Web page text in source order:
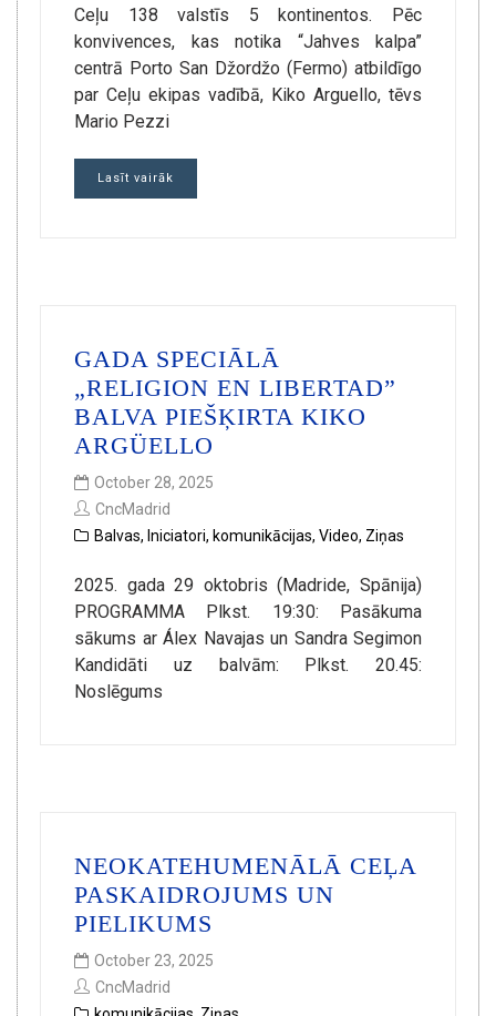
Ceļu 138 valstīs 5 kontinentos. Pēc
konvivences, kas notika “Jahves kalpa”
centrā Porto San Džordžo (Fermo) atbildīgo
par Ceļu ekipas vadībā, Kiko Arguello, tēvs
Mario Pezzi
Lasīt vairāk
GADA SPECIĀLĀ
„RELIGION EN LIBERTAD”
BALVA PIEŠĶIRTA KIKO
ARGÜELLO
October 28, 2025
CncMadrid
Balvas, Iniciatori, komunikācijas, Video, Ziņas
2025. gada 29 oktobris (Madride, Spānija)
PROGRAMMA Plkst. 19:30: Pasākuma
sākums ar Álex Navajas un Sandra Segimon
Kandidāti uz balvām: Plkst. 20.45:
Noslēgums
NEOKATEHUMENĀLĀ CEĻA
PASKAIDROJUMS UN
PIELIKUMS
October 23, 2025
CncMadrid